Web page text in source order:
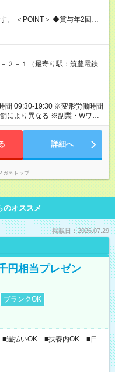
・昇
充実 【年収例】 ▼1
収356万円 ▼3年目：年収379万
２－１（最寄り駅：筑豊電鉄
間 09:30-19:30 ※変形労働時間
により異なる ※副業・Wワーク
詳細へ
ガネトップ
のオススメ
掲載日：2026.07.29
円相当プレゼン
ブランクOK
■週払いOK ■扶養内OK ■日